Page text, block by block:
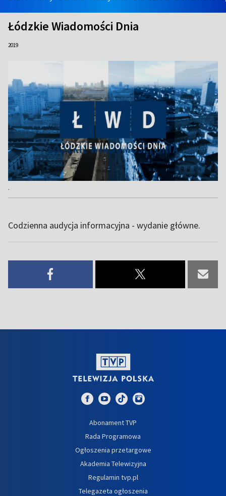
Łódzkie Wiadomości Dnia
2019
.
Codzienna audycja informacyjna - wydanie główne.
Abonament TVP
Rada Programowa
Ogłoszenia przetargowe
Akademia Telewizyjna
Regulamin tvp.pl
Telegazeta ogłoszenia